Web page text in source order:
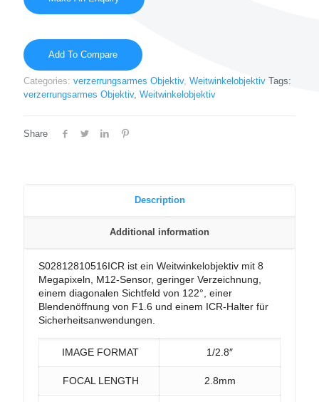
Add To Compare
Categories: verzerrungsarmes Objektiv, Weitwinkelobjektiv Tags:
verzerrungsarmes Objektiv, Weitwinkelobjektiv
Share
Description
Additional information
S02812810516ICR ist ein Weitwinkelobjektiv mit 8
Megapixeln, M12-Sensor, geringer Verzeichnung,
einem diagonalen Sichtfeld von 122°, einer
Blendenöffnung von F1.6 und einem ICR-Halter für
Sicherheitsanwendungen.
IMAGE FORMAT 1/2.8″
FOCAL LENGTH 2.8mm